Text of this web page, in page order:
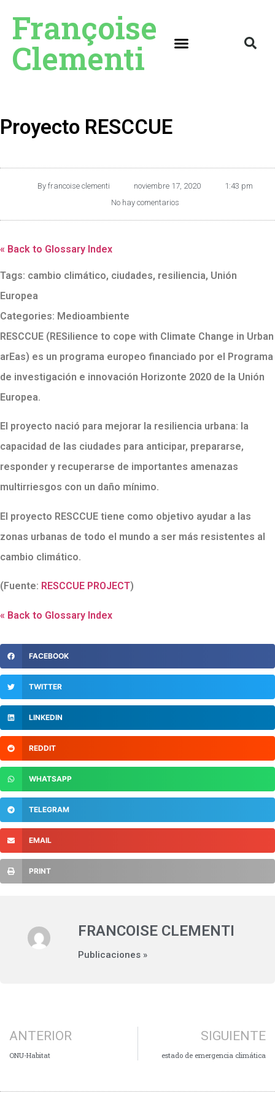
Françoise
Clementi
Proyecto RESCCUE
Byfrancoise clementi noviembre 17, 2020
1:43 pm
No hay comentarios
« Back to Glossary Index
Tags: cambio climático, ciudades, resiliencia, Unión
Europea
Categories: Medioambiente
RESCCUE (RESilience to cope with Climate Change in Urban
arEas) es un programa europeo financiado por el Programa
de investigación e innovación Horizonte 2020 de la Unión
Europea.
El proyecto nació para mejorar la resiliencia urbana: la
capacidad de las ciudades para anticipar, prepararse,
responder y recuperarse de importantes amenazas
multirriesgos con un daño mínimo.
El proyecto RESCCUE tiene como objetivo ayudar a las
zonas urbanas de todo el mundo a ser más resistentes al
cambio climático.
(Fuente: RESCCUE PROJECT)
« Back to Glossary Index
FACEBOOK
TWITTER
LINKEDIN
REDDIT
WHATSAPP
TELEGRAM
EMAIL
PRINT
FRANCOISE CLEMENTI
Publicaciones »
ANTERIOR
ONU-Habitat
SIGUIENTE
estado de emergencia climática